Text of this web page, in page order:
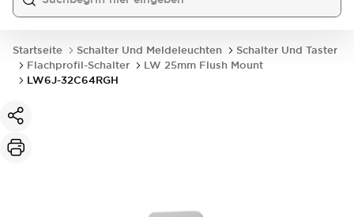
Startseite Schalter Und Meldeleuchten
Schalter Und Taster
Flachprofil-Schalter
LW 25mm Flush Mount
LW6J-32C64RGH